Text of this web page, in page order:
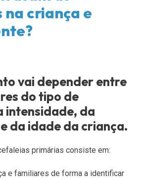
criança e
vai depender entre
do tipo de
intensidade, da
da idade da criança.
primárias consiste em:
e familiares de forma a identificar